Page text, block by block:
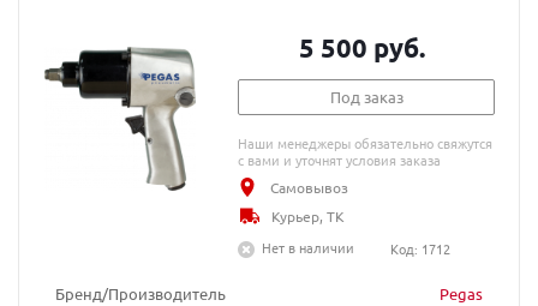
Бренд/Производитель Pegas
5 500 руб.
Под заказ
Наши менеджеры обязательно свяжутся
с вами и уточнят условия заказа
Самовывоз
Курьер, ТК
Нет в наличии
Код: 1712